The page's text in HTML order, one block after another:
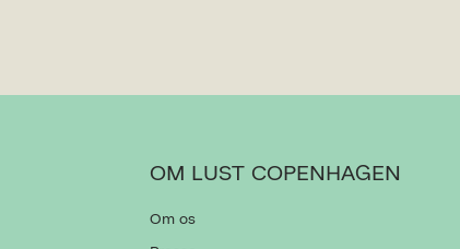
OM LUST COPENHAGEN
Om os